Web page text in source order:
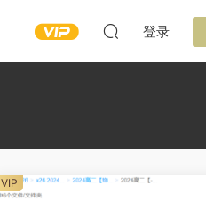
登录
VIP